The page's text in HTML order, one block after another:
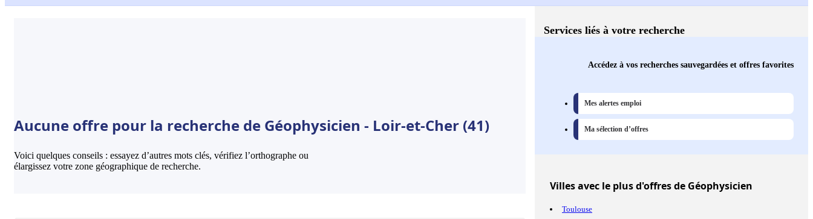
Aucune offre pour la recherche de Géophysicien - Loir-et-Cher (41)
Voici quelques conseils : essayez d’autres mots clés, vérifiez l’orthographe ou
élargissez votre zone géographique de recherche.
Services liés à votre recherche
Accédez à vos recherches sauvegardées et offres favorites
Mes alertes emploi
Ma sélection d’offres
Villesavec le plus d'offres de Géophysicien
Toulouse